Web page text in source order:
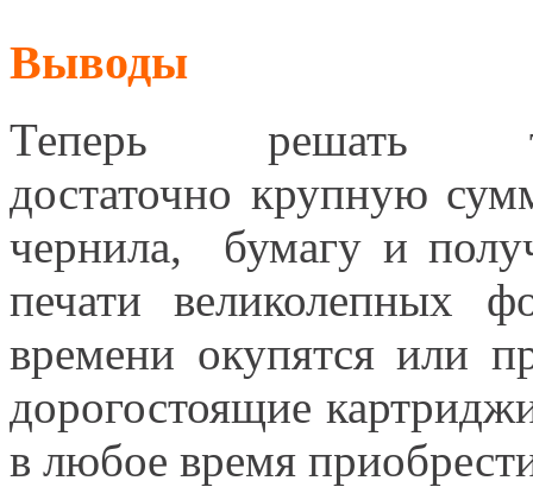
Выводы
Теперь решать
достаточно крупную
чернила, бумагу и
печати великолепных
времени окупятся или
дорогостоящие
в любое время